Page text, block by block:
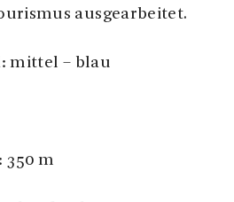
ausgearbeitet.
mittel – blau
350 m